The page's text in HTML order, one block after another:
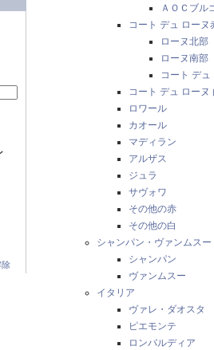
除
ＡＯＣブル
コート デュ ローヌ
ローヌ北部
ローヌ南部
コート デュ
コート デュ ローヌ
ロワール
カオール
マディラン
アルザス
ジュラ
サヴォワ
その他の赤
その他の白
シャンパン・ヴァンムスー
シャンパン
ヴァンムスー
イタリア
ヴァレ・ダオスタ
ピエモンテ
ロンバルディア